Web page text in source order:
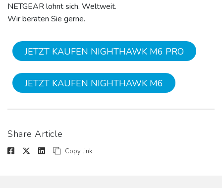
NETGEAR lohnt sich. Weltweit.
Wir beraten Sie gerne.
JETZT KAUFEN NIGHTHAWK M6 PRO
JETZT KAUFEN NIGHTHAWK M6
Share Article
Copy link